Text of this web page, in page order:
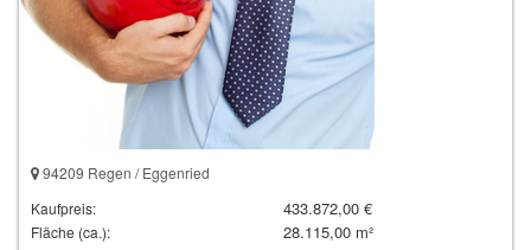
94209 Regen / Eggenried
Kaufpreis:
433.872,00 €
Fläche (ca.): 28.115,00 m²